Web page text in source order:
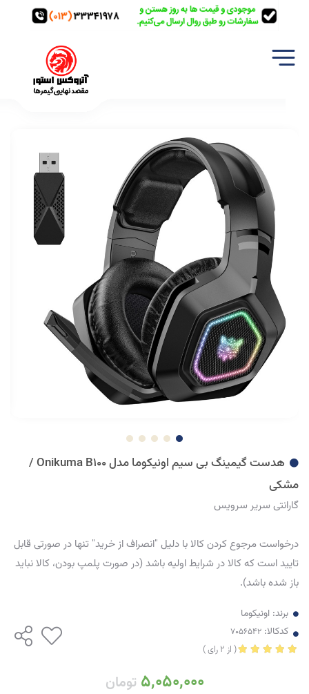
هدست گیمینگ بی سیم اونیکوما مدل Onikuma B100 / مشکی
هدست گیمینگ بی سیم اونیکوما مدل Onikuma B100 /
مشکی
گارانتی سریر سرویس
درخواست مرجوع کردن کالا با دلیل "انصراف از خرید" تنها در صورتی قابل
تایید است که کالا در شرایط اولیه باشد (در صورت پلمپ بودن، کالا نباید
باز شده باشد).
برند: اونیکوما
کدکالا:
( از 2 رای)
5,050,000 تومان